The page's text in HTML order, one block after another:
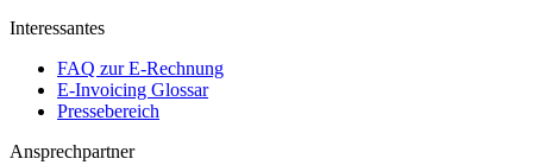
Interessantes
FAQ zur E-Rechnung
E-Invoicing Glossar
Pressebereich
Ansprechpartner